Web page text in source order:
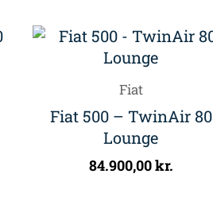
Fiat
Fiat 500 – TwinAir 80
Lounge
84.900,00kr.